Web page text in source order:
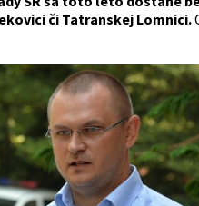
či Tatranskej Lomnici.